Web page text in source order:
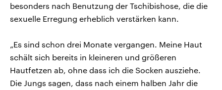
besonders nach Benutzung der Tschibishose, die die
sexuelle Erregung erheblich verstärken kann.
„Es sind schon drei Monate vergangen. Meine Haut
schält sich bereits in kleineren und größeren
Hautfetzen ab, ohne dass ich die Socken ausziehe.
Die Jungs sagen, dass nach einem halben Jahr die